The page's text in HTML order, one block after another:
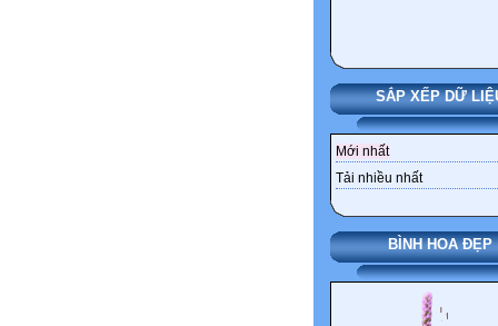
SẮP XẾP DỮ
Mới nhất
Tải nhiều nhất
BÌNH HOA ĐẸP